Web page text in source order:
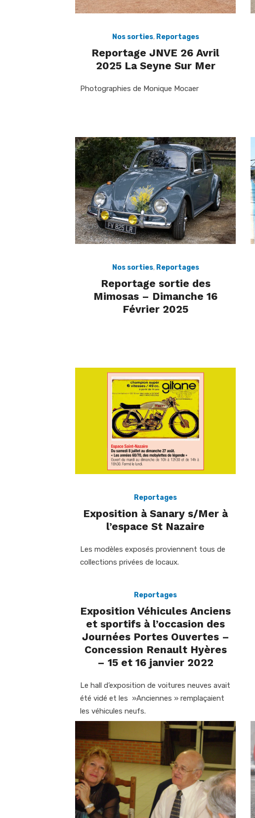
Nos sorties, Reportages
Reportage JNVE 26 Avril
2025 La Seyne Sur Mer
Photographies de Monique Mocaer
Nos sorties, Reportages
Reportage sortie des
Mimosas – Dimanche 16
Février 2025
Reportages
Exposition à Sanary s/Mer à
l’espace St Nazaire
Les modèles exposés proviennent tous de
collections privées de locaux.
Reportages
Exposition Véhicules Anciens
et sportifs à l’occasion des
Journées Portes Ouvertes –
Concession Renault Hyères
– 15 et 16 janvier 2022
Le hall d’exposition de voitures neuves avait
été vidé et les »Anciennes » remplaçaient
les véhicules neufs.